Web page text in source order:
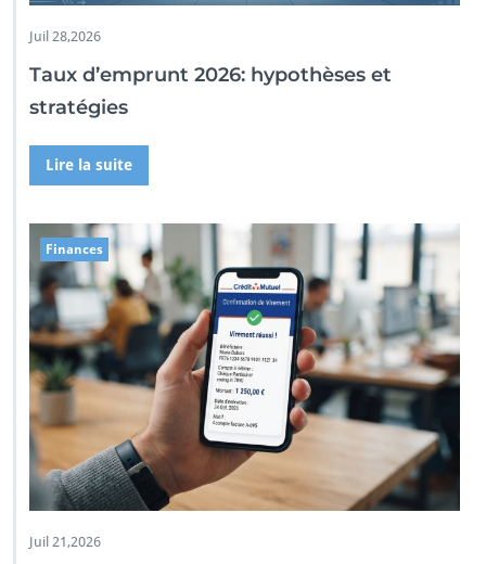
Juil 28,2026
Taux d’emprunt 2026: hypothèses et
stratégies
Lire la suite
Finances
Juil 21,2026